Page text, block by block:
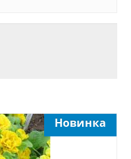
Новинка